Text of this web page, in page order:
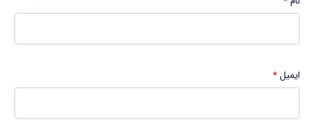
ایمیل*